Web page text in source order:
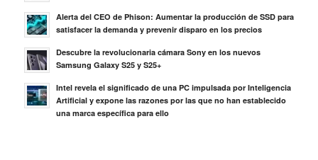
Alerta del CEO de Phison: Aumentar la producción de SSD para
satisfacer la demanda y prevenir disparo en los precios
Descubre la revolucionaria cámara Sony en los nuevos
Samsung Galaxy S25 y S25+
Intel revela el significado de una PC impulsada por Inteligencia
Artificial y expone las razones por las que no han establecido
una marca específica para ello